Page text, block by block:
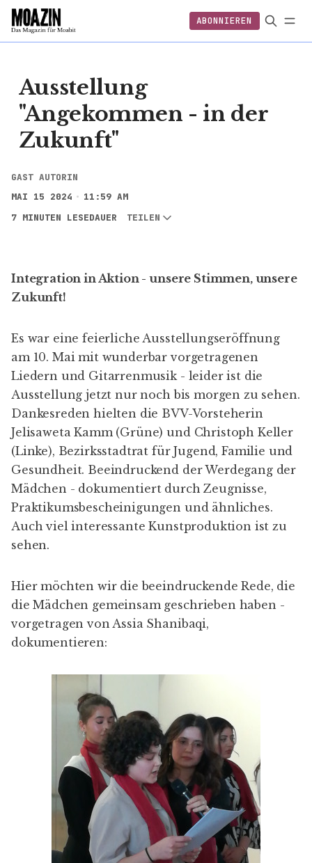
ABONNIEREN
EINLOGGEN
ABONNIEREN FOLGEN
Ausstellung
"Angekommen - in der
Zukunft"
GAST AUTORIN
MAI 15 2024
11:59 AM
7 MINUTEN LESEDAUER
TEILEN
Integration in Aktion - unsere Stimmen, unsere
Zukunft!
Es war eine feierliche Ausstellungseröffnung
am 10. Mai mit wunderbar vorgetragenen
Liedern und Gitarrenmusik - leider ist die
Ausstellung jetzt nur noch bis morgen zu sehen.
Dankesreden hielten die BVV-Vorsteherin
Jelisaweta Kamm (Grüne) und Christoph Keller
(Linke), Bezirksstadtrat für Jugend, Familie und
Gesundheit. Beeindruckend der Werdegang der
Mädchen - dokumentiert durch Zeugnisse,
Praktikumsbescheinigungen und ähnliches.
Auch viel interessante Kunstproduktion ist zu
sehen.
Hier möchten wir die beeindruckende Rede, die
die Mädchen gemeinsam geschrieben haben -
vorgetragen von Assia Shanibaqi,
dokumentieren: